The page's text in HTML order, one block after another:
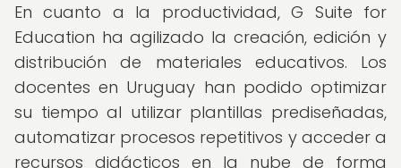
En cuanto a la productividad, G Suite for
Education ha agilizado la creación, edición y
distribución de materiales educativos. Los
docentes en Uruguay han podido optimizar
su tiempo al utilizar plantillas prediseñadas,
automatizar procesos repetitivos y acceder a
recursos didácticos en la nube de forma